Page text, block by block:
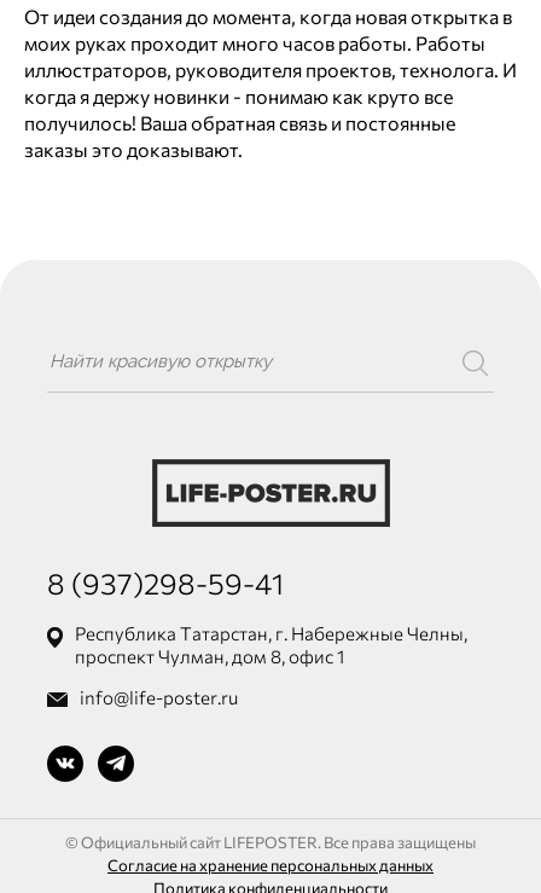
От идеи создания до момента, когда новая открытка в
моих руках проходит много часов работы. Работы
иллюстраторов, руководителя проектов, технолога. И
когда я держу новинки - понимаю как круто все
получилось! Ваша обратная связь и постоянные
заказы это доказывают.
8 (937)298-59-41
Республика Татарстан, г. Набережные Челны,
проспект Чулман, дом 8, офис 1
info@life-poster.ru
© Официальный сайт LIFEPOSTER. Все права защищены
Согласие на хранение персональных данных
Политика конфиденциальности